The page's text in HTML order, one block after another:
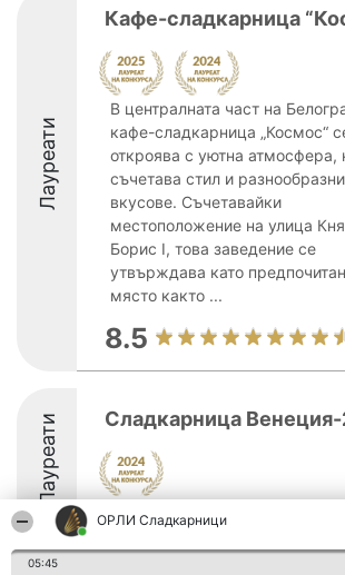
ОРЛИ Сладкарници
05:45
Лауреати
Кафе-сладкарница
В централната част на
кафе-сладкарница „Космос“
откроява с уютна атмосфера,
съчетава стил и разнообразни
вкусове. Съчетавайки
местоположение на улица
Борис I, това заведение се
утвърждава като
място както ...
8.5
Лауреати Сладкарница